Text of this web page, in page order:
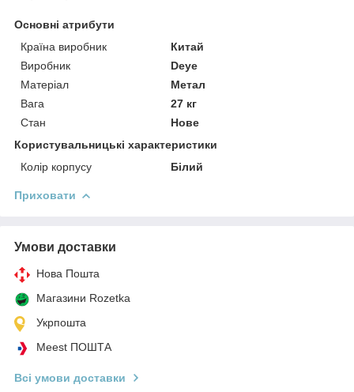
Основні атрибути
Країна виробник
Китай
Виробник
Deye
Матеріал
Метал
Вага
27 кг
Стан
Нове
Користувальницькі характеристики
Колір корпусу
Білий
Приховати
Умови доставки
Нова Пошта
Магазини Rozetka
Укрпошта
Meest ПОШТА
Всі умови доставки